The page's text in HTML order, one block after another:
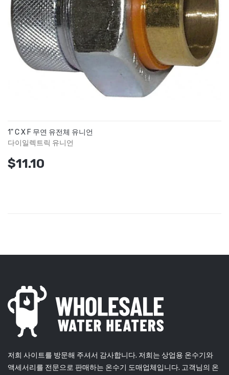
1" C X F 무연 유전체 유니언
다이일렉트릭 유니언
$11.10
저희 사이트를 방문해 주셔서 감사합니다. 저희는 상업용 온수기와
액세서리를 전문으로 판매하는 온수기 도매업체입니다. 고객님의 온